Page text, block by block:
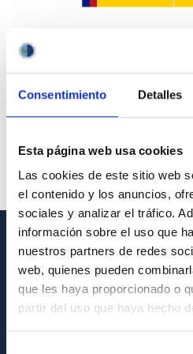
Consentimiento Detalles
Esta página web usa cookies
Las cookies de este sitio web
el contenido y los anuncios,
sociales y analizar el tráfico.
información sobre el uso que
nuestros partners de redes
web, quienes pueden
que les haya proporcionado o
partir del uso que haya hecho
GENERAL INFORMATION
Contact
How to get to the IAC